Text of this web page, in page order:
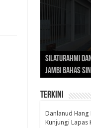
Danlanud
Kunjungi Lapas
Silaturahmi dan
Jambi Bahas
Gubernur Al
Edukasi
Penerus
Gubernur Al
Cepat
Penuhi
Sosok
Nusantara:
dengan
Terkini
Danlanud Hang
Kunjungi Lapas